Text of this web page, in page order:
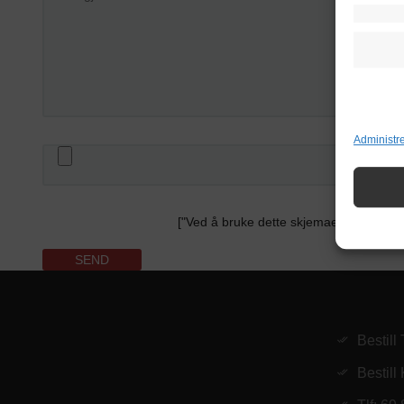
["Ved å bruke dette skjemaet godtar
Bestill
Bestill